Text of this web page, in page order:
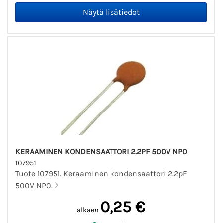
KERAAMINEN KONDENSAATTORI 2.2PF 500V NP0
107951
Tuote 107951. Keraaminen kondensaattori 2.2pF
500V NP0.
alkaen 0,25 €